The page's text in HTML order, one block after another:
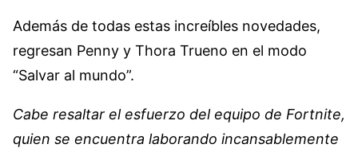
Además de todas estas increíbles novedades,
regresan Penny y Thora Trueno en el modo
“Salvar al mundo”.
Cabe resaltar el esfuerzo del equipo de Fortnite,
quien se encuentra laborando incansablemente